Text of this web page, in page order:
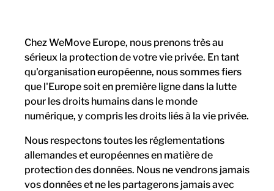
Chez WeMove Europe, nous prenons très au
sérieux la protection de votre vie privée. En tant
qu'organisation européenne, nous sommes fiers
que l'Europe soit en première ligne dans la lutte
pour les droits humains dans le monde
numérique, y compris les droits liés à la vie privée.
Nous respectons toutes les réglementations
allemandes et européennes en matière de
protection des données. Nous ne vendrons jamais
vos données et ne les partagerons jamais avec